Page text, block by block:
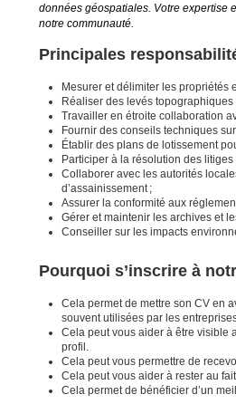
données géospatiales. Votre expertise
notre communauté.
Principales
Mesurer et délimiter les propriétés
Réaliser des levés
Travailler en étroite collaboration
Fournir des conseils techniques
Établir des plans de lotissement
Participer à la résolution des
Collaborer avec les autorités
d’assainissement ;
Assurer la conformité aux
Gérer et maintenir les archives et
Conseiller sur les impacts
Pourquoi s’inscrire à
Cela permet de mettre son CV en
souvent utilisées par les
Cela peut vous aider à être visible
profil.
Cela peut vous permettre de
Cela peut vous aider à rester au
Cela permet de bénéficier d’un